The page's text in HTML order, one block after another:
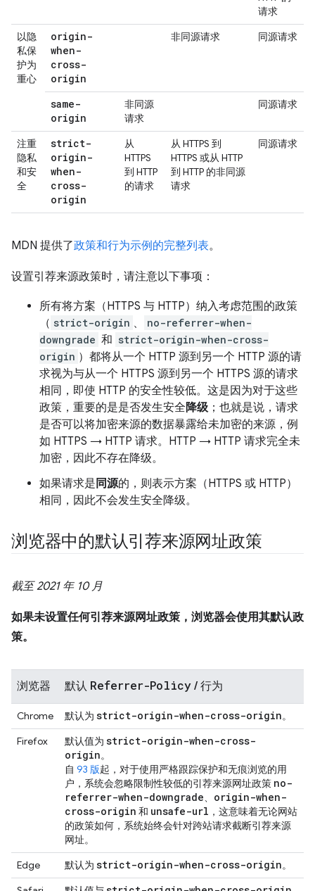
请求
以隐
私保
护为
重心
origin-
when-
cross-
origin
非同源请求 同源请求
same-
origin
非同源
请求
同源请求
注重
隐私
和安
全
strict-
origin-
when-
cross-
origin
从
HTTPS
到 HTTP
的请求
从 HTTPS 到
HTTPS 或从 HTTP
到 HTTP 的非同源
请求
同源请求
MDN 提供了政策和行为示例的完整列表。
设置引荐来源政策时，请注意以下事项：
所有将方案（HTTPS 与 HTTP）纳入考虑范围的政策
（ strict-origin 、
no-referrer-when-
downgrade 和 strict-origin-when-cross-
origin ）都将从一个 HTTP 源到另一个 HTTP 源的请
求视为与从一个 HTTPS 源到另一个 HTTPS 源的请求
相同，即使 HTTP 的安全性较低。这是因为对于这些
政策，重要的是是否发生安全降级；也就是说，请求
是否可以将加密来源的数据暴露给未加密的来源，例
如 HTTPS → HTTP 请求。HTTP → HTTP 请求完全未
加密，因此不存在降级。
如果请求是 同源的，则表示方案（HTTPS 或 HTTP）
相同，因此不会发生安全降级。
浏览器中的默认引荐来源网址政策
截至 2021 年 10 月
如果未设置任何引荐来源网址政策，浏览器会使用其默认政
策。
浏览器 默认 Referrer-Policy / 行为
Chrome 默认为 strict-origin-when-cross-origin。
Firefox
默认值为 strict-origin-when-cross-
origin。
自 93 版起，对于使用严格跟踪保护和无痕浏览的用
户，系统会忽略限制性较低的引荐来源网址政策 no-
referrer-when-downgrade、 origin-when-
cross-origin 和 unsafe-url ，这意味着无论网站
的政策如何，系统始终会针对跨站请求截断引荐来源
网址。
Edge
默认为 strict-origin-when-cross-origin。